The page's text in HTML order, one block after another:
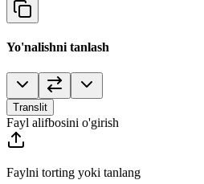
Yo'nalishni tanlash
Translit
Fayl alifbosini o'girish
Faylni torting yoki tanlang